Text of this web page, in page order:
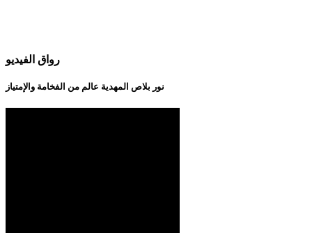
رواق الفيديو
نور بلاص المهدية عالم من الفخامة والإمتياز